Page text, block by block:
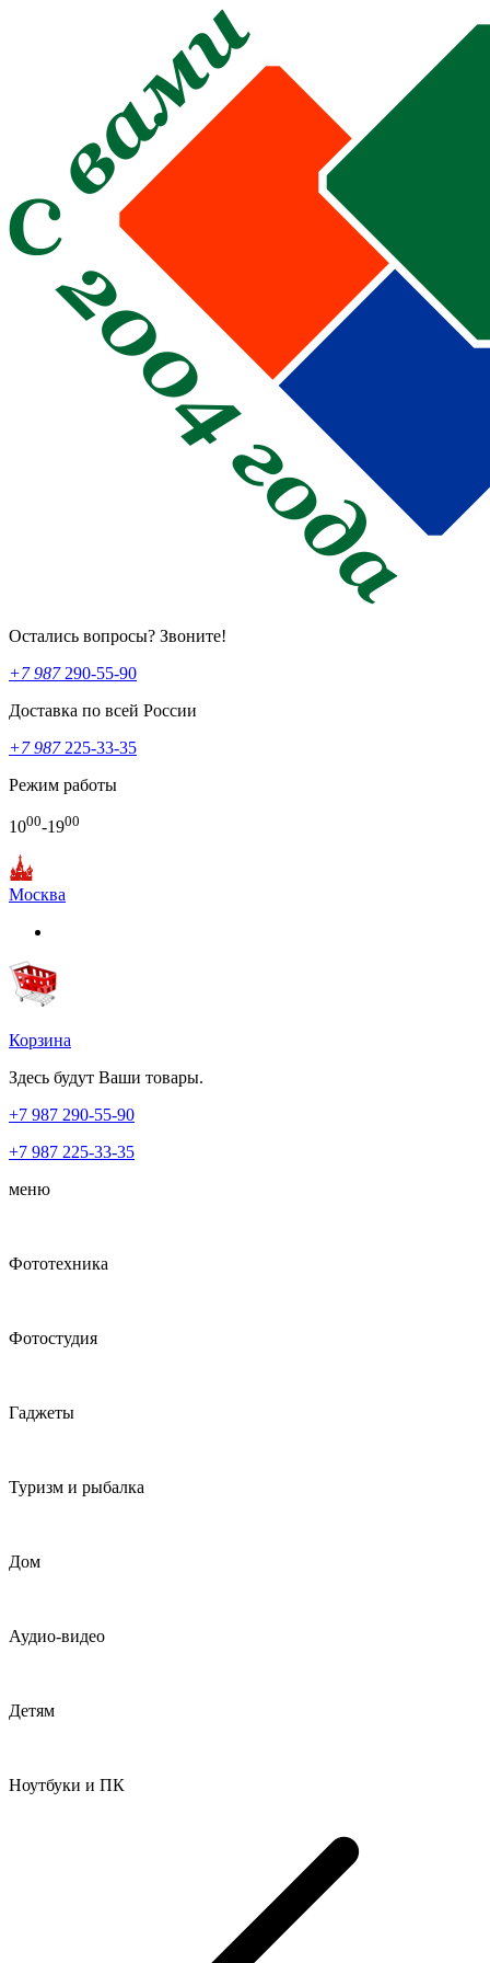
Остались вопросы? Звоните!
+7 987290-55-90
Доставка по всей России
+7 987225-33-35
Режим работы
1000-1900
Москва
Корзина
Здесь будут Ваши товары.
+7 987 290-55-90
+7 987 225-33-35
меню
Фототехника
Фотостудия
Гаджеты
Туризм и рыбалка
Дом
Аудио-видео
Детям
Ноутбуки и ПК